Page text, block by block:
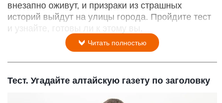
внезапно оживут, и призраки из страшных
историй выйдут на улицы города. Пройдите тест
и узнайте, готовы ли к этому вы.
Читать полностью
Тест. Угадайте алтайскую газету по заголовку